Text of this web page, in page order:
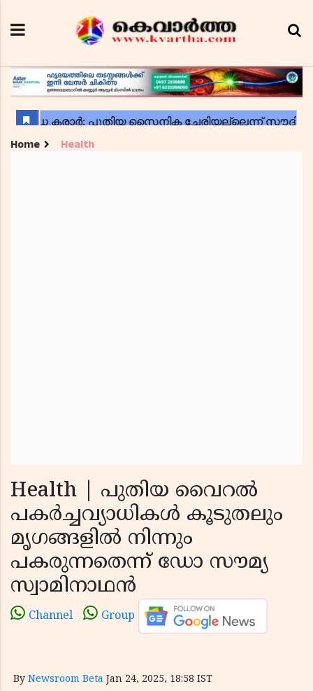
Home Health
Health | പുതിയ വൈറല്‍
പകര്‍ച്ചവ്യാധികള്‍ കൂടുതലും
മൃഗങ്ങളില്‍ നിന്നും
പകരുന്നതെന്ന് ഡോ സൗമ്യ
സ്വാമിനാഥന്‍
Channel Group
By Newsroom Beta Jan 24, 2025, 18:58 IST